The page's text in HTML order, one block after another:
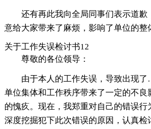
还有再此我向全局同事们表示道歉
意给大家带来了麻烦，影响了单位的整
关于工作失误检讨书12
尊敬的各位领导：
由于本人的工作失误，导致出
单位集体和工作秩序带来了一定的不良
的愧疚。现在，我郑重对自己的错误行
深度挖掘犯下此次错误的原因，认真检